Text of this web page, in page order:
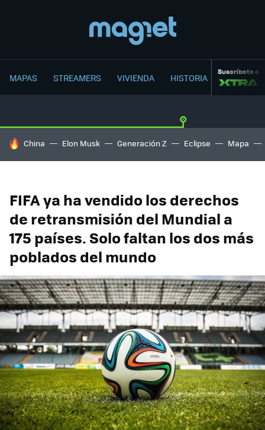
MAPAS STREAMERS VIVIENDA HISTORIA Suscríbete a
HOY SE HABLA DE
China Elon Musk Generación Z Eclipse Mapa
FIFA ya ha vendido los derechos
de retransmisión del Mundial a
175 países. Solo faltan los dos más
poblados del mundo